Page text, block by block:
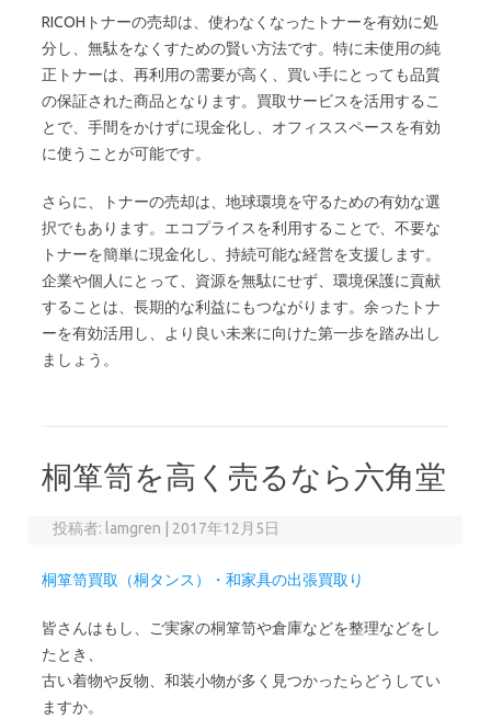
RICOHトナーの売却は、使わなくなったトナーを有効に処
分し、無駄をなくすための賢い方法です。特に未使用の純
正トナーは、再利用の需要が高く、買い手にとっても品質
の保証された商品となります。買取サービスを活用するこ
とで、手間をかけずに現金化し、オフィススペースを有効
に使うことが可能です。
さらに、トナーの売却は、地球環境を守るための有効な選
択でもあります。エコプライスを利用することで、不要な
トナーを簡単に現金化し、持続可能な経営を支援します。
企業や個人にとって、資源を無駄にせず、環境保護に貢献
することは、長期的な利益にもつながります。余ったトナ
ーを有効活用し、より良い未来に向けた第一歩を踏み出し
ましょう。
桐箪笥を高く売るなら六角堂
投稿者: lamgren 2017年12月5日
桐箪笥買取（桐タンス）・和家具の出張買取り
皆さんはもし、ご実家の桐箪笥や倉庫などを整理などをし
たとき、
古い着物や反物、和装小物が多く見つかったらどうしてい
ますか。